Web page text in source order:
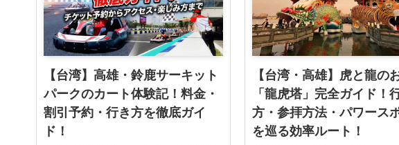
【台湾】高雄・鈴鹿サーキット
パークのカート体験記！料金・
割引予約・行き方を徹底ガイ
ド！
【台湾・高雄】虎と龍の
「龍虎塔」完全ガイド！
方・参拝方法・パワース
を巡る効率ルート！